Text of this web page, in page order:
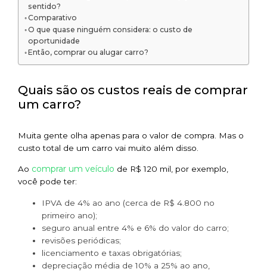
sentido?
Comparativo
O que quase ninguém considera: o custo de
oportunidade
Então, comprar ou alugar carro?
Quais são os custos reais de comprar
um carro?
Muita gente olha apenas para o valor de compra. Mas o
custo total de um carro vai muito além disso.
Ao comprar um veículo de R$ 120 mil, por exemplo,
você pode ter:
IPVA de 4% ao ano (cerca de R$ 4.800 no
primeiro ano);
seguro anual entre 4% e 6% do valor do carro;
revisões periódicas;
licenciamento e taxas obrigatórias;
depreciação média de 10% a 25% ao ano,